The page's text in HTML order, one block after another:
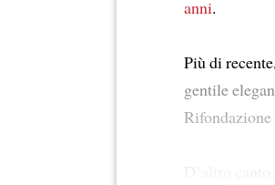
anni.
Più di
gentile